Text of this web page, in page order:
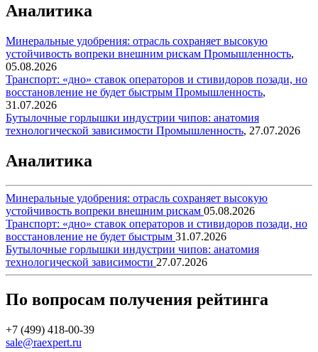
Аналитика
Минеральные удобрения: отрасль сохраняет высокую
устойчивость вопреки внешним рискам Промышленность,
05.08.2026
Транспорт: «дно» ставок операторов и стивидоров позади, но
восстановление не будет быстрым Промышленность,
31.07.2026
Бутылочные горлышки индустрии чипов: анатомия
технологической зависимости Промышленность, 27.07.2026
Аналитика
Минеральные удобрения: отрасль сохраняет высокую
устойчивость вопреки внешним рискам 05.08.2026
Транспорт: «дно» ставок операторов и стивидоров позади, но
восстановление не будет быстрым 31.07.2026
Бутылочные горлышки индустрии чипов: анатомия
технологической зависимости 27.07.2026
По вопросам получения рейтинга
+7 (499) 418-00-39
sale@raexpert.ru